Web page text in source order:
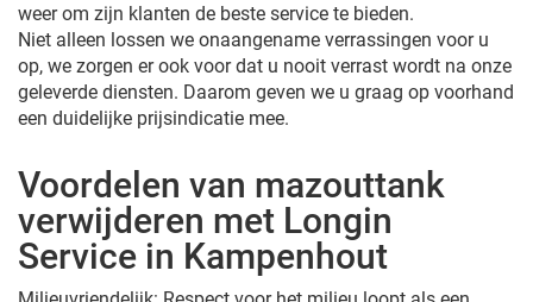
weer om zijn klanten de beste service te bieden.
Niet alleen lossen we onaangename verrassingen voor u
op, we zorgen er ook voor dat u nooit verrast wordt na onze
geleverde diensten. Daarom geven we u graag op voorhand
een duidelijke prijsindicatie mee.
Voordelen van mazouttank
verwijderen met Longin
Service in Kampenhout